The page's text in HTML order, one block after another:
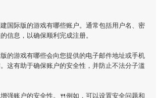
国际版的游戏有哪些账户。通常包括用户名、密
信息，以确保顺利完成注册。
的游戏有哪些会向您提供的电子邮件地址或手机
这有助于确保账户的安全性，并防止不法分子滥
强账户的安全性。🍴例如，可以设置安全问题和